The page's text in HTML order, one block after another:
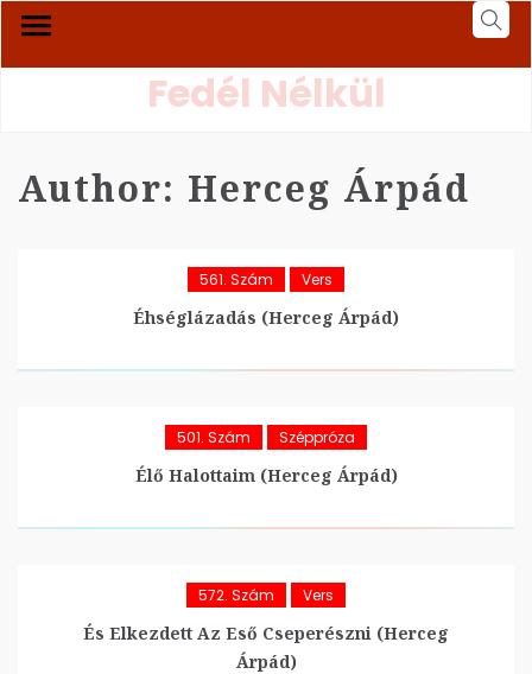
Fedél Nélkül
Author: Herceg Árpád
561. Szám Vers
Éhséglázadás (Herceg Árpád)
501. Szám Széppróza
Élő Halottaim (Herceg Árpád)
572. Szám Vers
És Elkezdett Az Eső Cseperészni (Herceg
Árpád)